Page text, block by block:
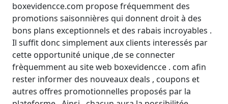
boxevidencce.com propose fréquemment des
promotions saisonnières qui donnent droit à des
bons plans exceptionnels et des rabais incroyables .
Il suffit donc simplement aux clients interessés par
cette opportunité unique ,de se connecter
frèquemment au site web boxevidencce . com afin
rester informer des nouveaux deals , coupons et
autres offres promotionnelles proposés par la